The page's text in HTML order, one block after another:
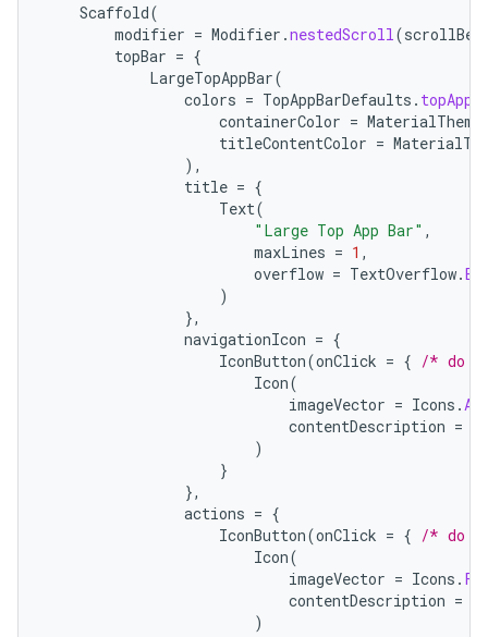
Scaffold(
modifier = Modifier .nestedScroll (
topBar = {
LargeTopAppBar(
colors = TopAppBarDefaults .
containerColor = MaterialTheme
titleContentColor =
),
title = {
Text(
"Large Top App Bar" ,
maxLines = 1 ,
overflow = TextOverflow.
)
},
navigationIcon = {
IconButton(onClick = { /* do
Icon(
imageVector = Icons .
contentDescription =
)
}
},
actions = {
IconButton(onClick = { /* do
Icon(
imageVector = Icons .
contentDescription =
)